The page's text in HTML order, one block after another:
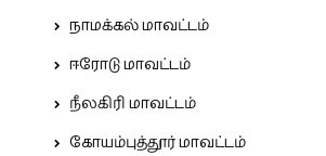
நாமக்கல் மாவட்டம்
ஈரோடு மாவட்டம்
நீலகிரி மாவட்டம்
கோயம்புத்தூர் மாவட்டம்